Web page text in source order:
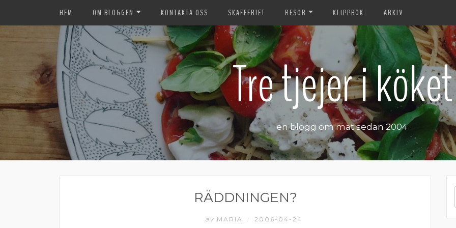
HEM OM BLOGGEN KONTAKTA OSS SKAFFERIET RESOR KLIPPBOK ARKIV
Tre tjejer i köket
en blogg om mat sedan 2004
RÄDDNINGEN?
av MARIA 2006-04-24